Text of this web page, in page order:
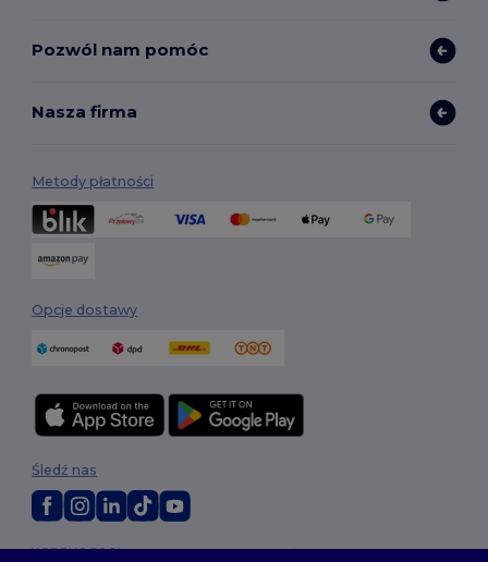
Pozwól nam pomóc
Nasza firma
Metody płatności
Opcje dostawy
2026. Wszelkie prawa zastrzeżone
Śledź nas